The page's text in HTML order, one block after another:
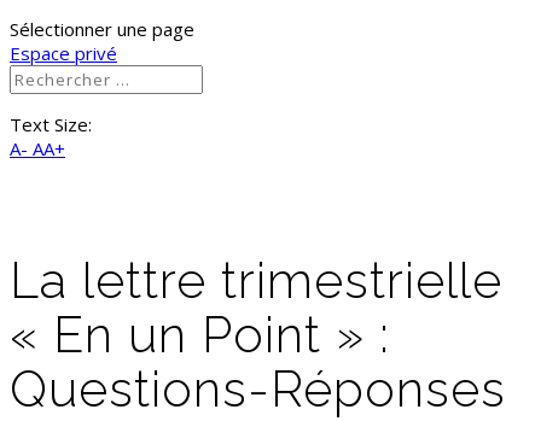
Sélectionner une page
Espace privé
Text Size:
A- AA+
La lettre trimestrielle
« En un Point » :
Questions-Réponses